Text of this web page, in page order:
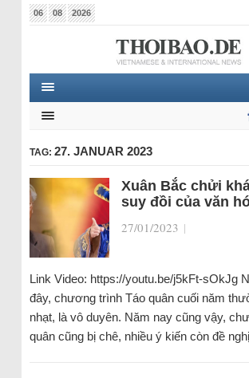
06 08 2026
TAG: 27. JANUAR 2023
Xuân Bắc chửi
suy đồi của văn
27/01/2023 |
Link Video: https://youtu.be/j5kFt-sOkJg
đây, chương trình Táo quân cuối năm
nhạt, là vô duyên. Năm nay cũng vậy,
quân cũng bị chê, nhiều ý kiến còn đề